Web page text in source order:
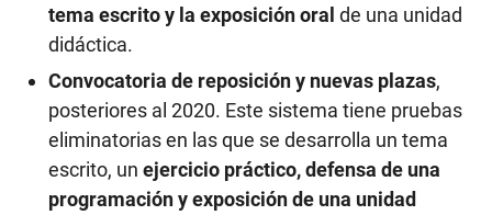
tema escrito y la exposición oral de una unidad
didáctica.
Convocatoria de reposición y nuevas plazas,
posteriores al 2020. Este sistema tiene pruebas
eliminatorias en las que se desarrolla un tema
escrito, un ejercicio práctico, defensa de una
programación y exposición de una unidad